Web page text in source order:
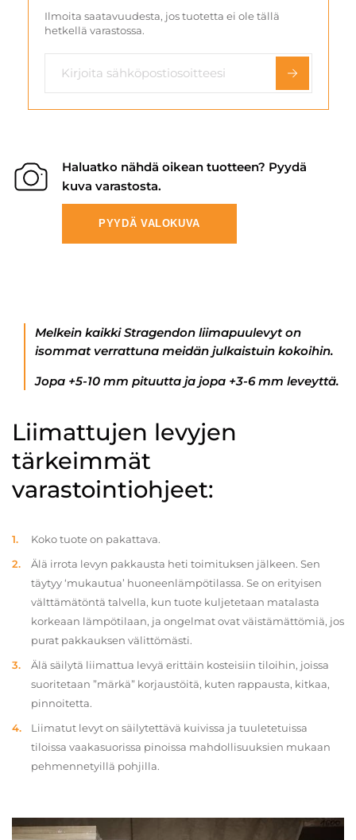
Ilmoita saatavuudesta, jos tuotetta ei ole tällä
hetkellä varastossa.
Haluatko nähdä oikean tuotteen? Pyydä
kuva varastosta.
PYYDÄ VALOKUVA
Melkein kaikki Stragendon liimapuulevyt on
isommat verrattuna meidän julkaistuin kokoihin.
Jopa +5-10 mm pituutta ja jopa +3-6 mm leveyttä.
Liimattujen levyjen
tärkeimmät
varastointiohjeet:
Koko tuote on pakattava.
Älä irrota levyn pakkausta heti toimituksen jälkeen. Sen
täytyy ‘mukautua’ huoneenlämpötilassa. Se on erityisen
välttämätöntä talvella, kun tuote kuljetetaan matalasta
korkeaan lämpötilaan, ja ongelmat ovat väistämättömiä, jos
purat pakkauksen välittömästi.
Älä säilytä liimattua levyä erittäin kosteisiin tiloihin, joissa
suoritetaan ”märkä” korjaustöitä, kuten rappausta, kitkaa,
pinnoitetta.
Liimatut levyt on säilytettävä kuivissa ja tuuletetuissa
tiloissa vaakasuorissa pinoissa mahdollisuuksien mukaan
pehmennetyillä pohjilla.